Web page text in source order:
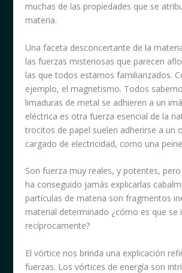
muchas de las propiedades que se
materia.
Una faceta desconcertante de la
las fuerzas misteriosas que parecen
las que todos estamos familiarizados.
ejemplo, el magnetismo. Todos
limaduras de metal se adhieren a un
eléctrica es otra fuerza esencial de la
trocitos de papel suelen adherirse a un
cargado de electricidad, como una
Son fuerza muy reales, y potentes,
ha conseguido jamás explicarlas
partículas de materia son fragmentos
material determinado ¿cómo es que se
recíprocamente?
El vórtice nos brinda una explicación
fuerzas. Los vórtices de energía son